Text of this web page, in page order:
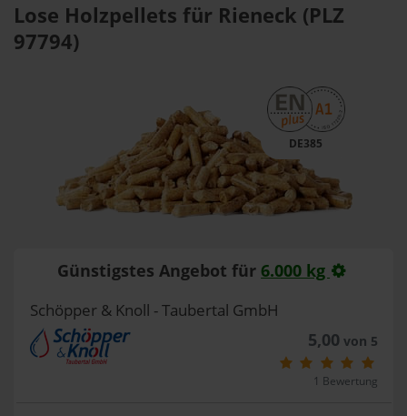
Lose Holzpellets für Rieneck (PLZ
97794)
DE385
Günstigstes Angebot für 6.000 kg
Schöpper & Knoll - Taubertal GmbH
5,00 von 5
1 Bewertung